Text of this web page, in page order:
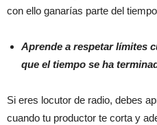
con ello ganarías parte del
Aprende a respetar límites
que el tiempo se ha
Si eres locutor de radio, debes
cuando tu productor te corta y